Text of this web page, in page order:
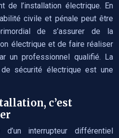
de l’installation électrique. En
civile et pénale peut être
de s’assurer de la
électrique et de faire réaliser
un professionnel qualifié. La
sécurité électrique est une
c’est
interrupteur différentiel